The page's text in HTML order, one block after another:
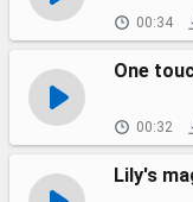
00:34
One
00:32
Lily's